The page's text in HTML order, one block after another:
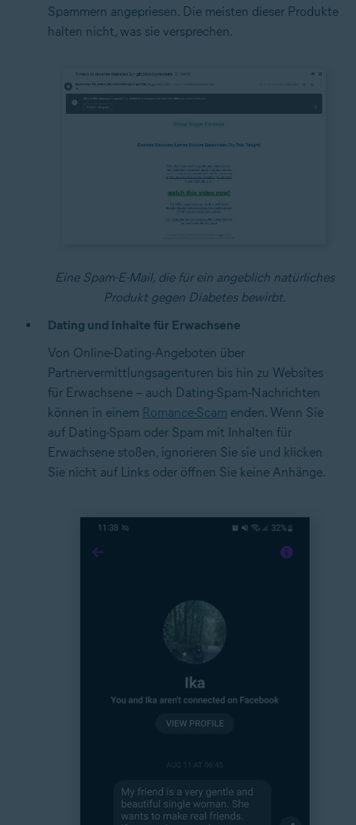
Spammern angepriesen. Die meisten dieser Produkte
halten nicht, was sie versprechen.
Eine Spam-E-Mail, die für ein angeblich natürliches
Produkt gegen Diabetes bewirbt.
Dating und Inhalte für Erwachsene
Von Online-Dating-Angeboten über
Partnervermittlungsagenturen bis hin zu Websites
für Erwachsene – auch Dating-Spam-Nachrichten
können in einem Romance-Scam enden. Wenn Sie
auf Dating-Spam oder Spam mit Inhalten für
Erwachsene stoßen, ignorieren Sie sie und klicken
Sie nicht auf Links oder öffnen Sie keine Anhänge.